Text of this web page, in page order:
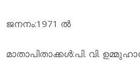
ജനനം:1971 ല്‍
മാതാപിതാക്കള്‍:പി. വി.